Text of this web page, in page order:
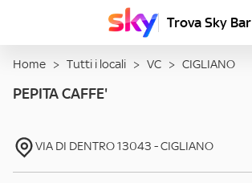
Trova Sky Bar
Home > Tutti i locali > VC > CIGLIANO
PEPITA CAFFE'
VIA DI DENTRO13043 -CIGLIANO